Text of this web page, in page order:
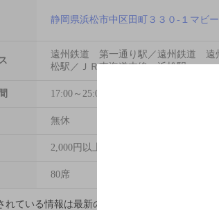
静岡県浜松市中区田町３３０-１マビ
遠州鉄道 第一通り駅／遠州鉄道 遠
松駅／ＪＲ東海道本線 浜松駅
17:00～25:00
無休
2,000円以上～3,000円未満
80席
れている情報は最新の内容と異なる場合があり